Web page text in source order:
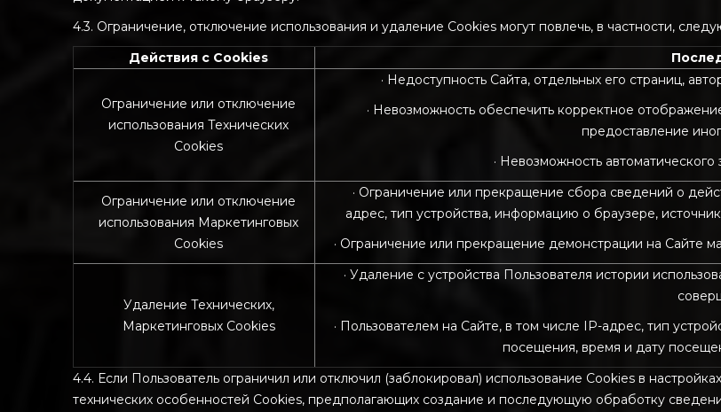
4.3. Ограничение, отключение использования и удаление Cookies могут повлечь, в частности,
Действия с Cookies
Ограничение или отключение
использования Технических
Cookies
· Недоступность Сайта, отдельных его страниц,
· Невозможность обеспечить корректное
предоставление
· Невозможность
Ограничение или отключение
использования Маркетинговых
Cookies
· Ограничение или прекращение сбора сведений о
адрес, тип устройства, информацию о браузере,
· Ограничение или прекращение демонстрации на Сайте
Удаление Технических,
Маркетинговых Cookies
· Удаление с устройства Пользователя истории
· Пользователем на Сайте, в том числе IP-адрес, тип
посещения, время и дату
4.4. Если Пользователь ограничил или отключил (заблокировал) использование Cookies в
технических особенностей Cookies, предполагающих создание и последующую обработку